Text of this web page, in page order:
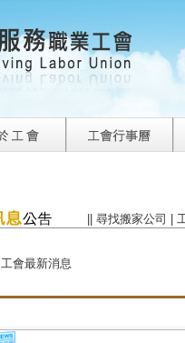
尋找搬家公司
工會最新消息